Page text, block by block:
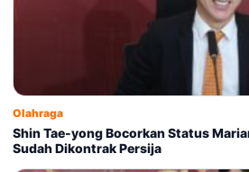
Olahraga
Shin Tae-yong Bocorkan Status
Sudah Dikontrak Persija